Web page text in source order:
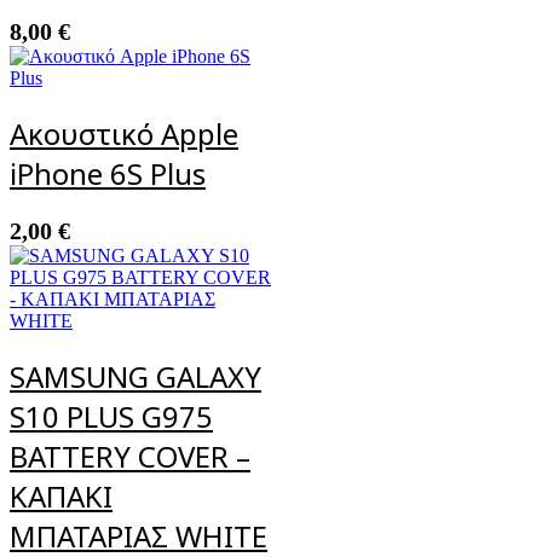
8,00 €
Ακουστικό Apple
iPhone 6S Plus
2,00 €
SAMSUNG GALAXY
S10 PLUS G975
BATTERY COVER –
ΚΑΠΑΚΙ
ΜΠΑΤΑΡΙΑΣ WHITE